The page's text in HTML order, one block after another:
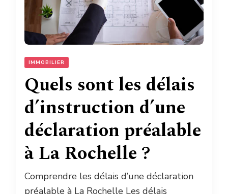
IMMOBILIER
Quels sont les délais
d’instruction d’une
déclaration préalable
à La Rochelle ?
Comprendre les délais d’une déclaration
préalable à La Rochelle Les délais